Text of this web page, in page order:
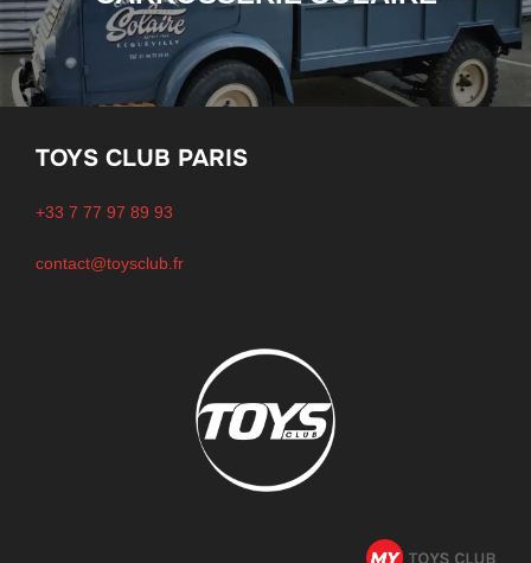
TOYS CLUB PARIS
+33 7 77 97 89 93
contact@toysclub.fr